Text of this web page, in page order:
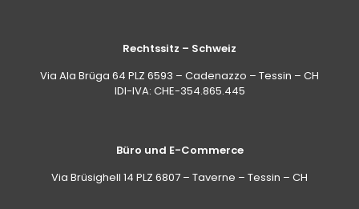
Rechtssitz – Schweiz
Via Ala Brüga 64 PLZ 6593 – Cadenazzo – Tessin – CH
IDI-IVA: CHE-354.865.445
Büro und E-Commerce
Via Brüsighell 14 PLZ 6807 – Taverne – Tessin – CH